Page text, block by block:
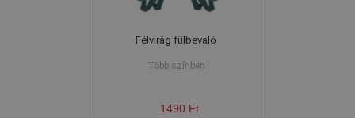
Félvirág fülbevaló
Több színben
1490 Ft